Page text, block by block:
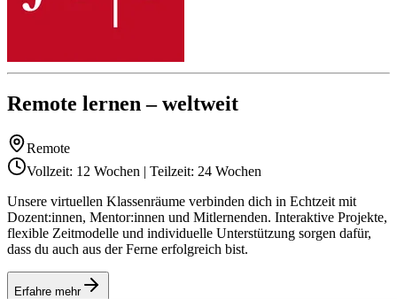
Remote lernen – weltweit
Remote
Vollzeit: 12 Wochen | Teilzeit: 24 Wochen
Unsere virtuellen Klassenräume verbinden dich in Echtzeit mit
Dozent:innen, Mentor:innen und Mitlernenden. Interaktive Projekte,
flexible Zeitmodelle und individuelle Unterstützung sorgen dafür,
dass du auch aus der Ferne erfolgreich bist.
Erfahre mehr